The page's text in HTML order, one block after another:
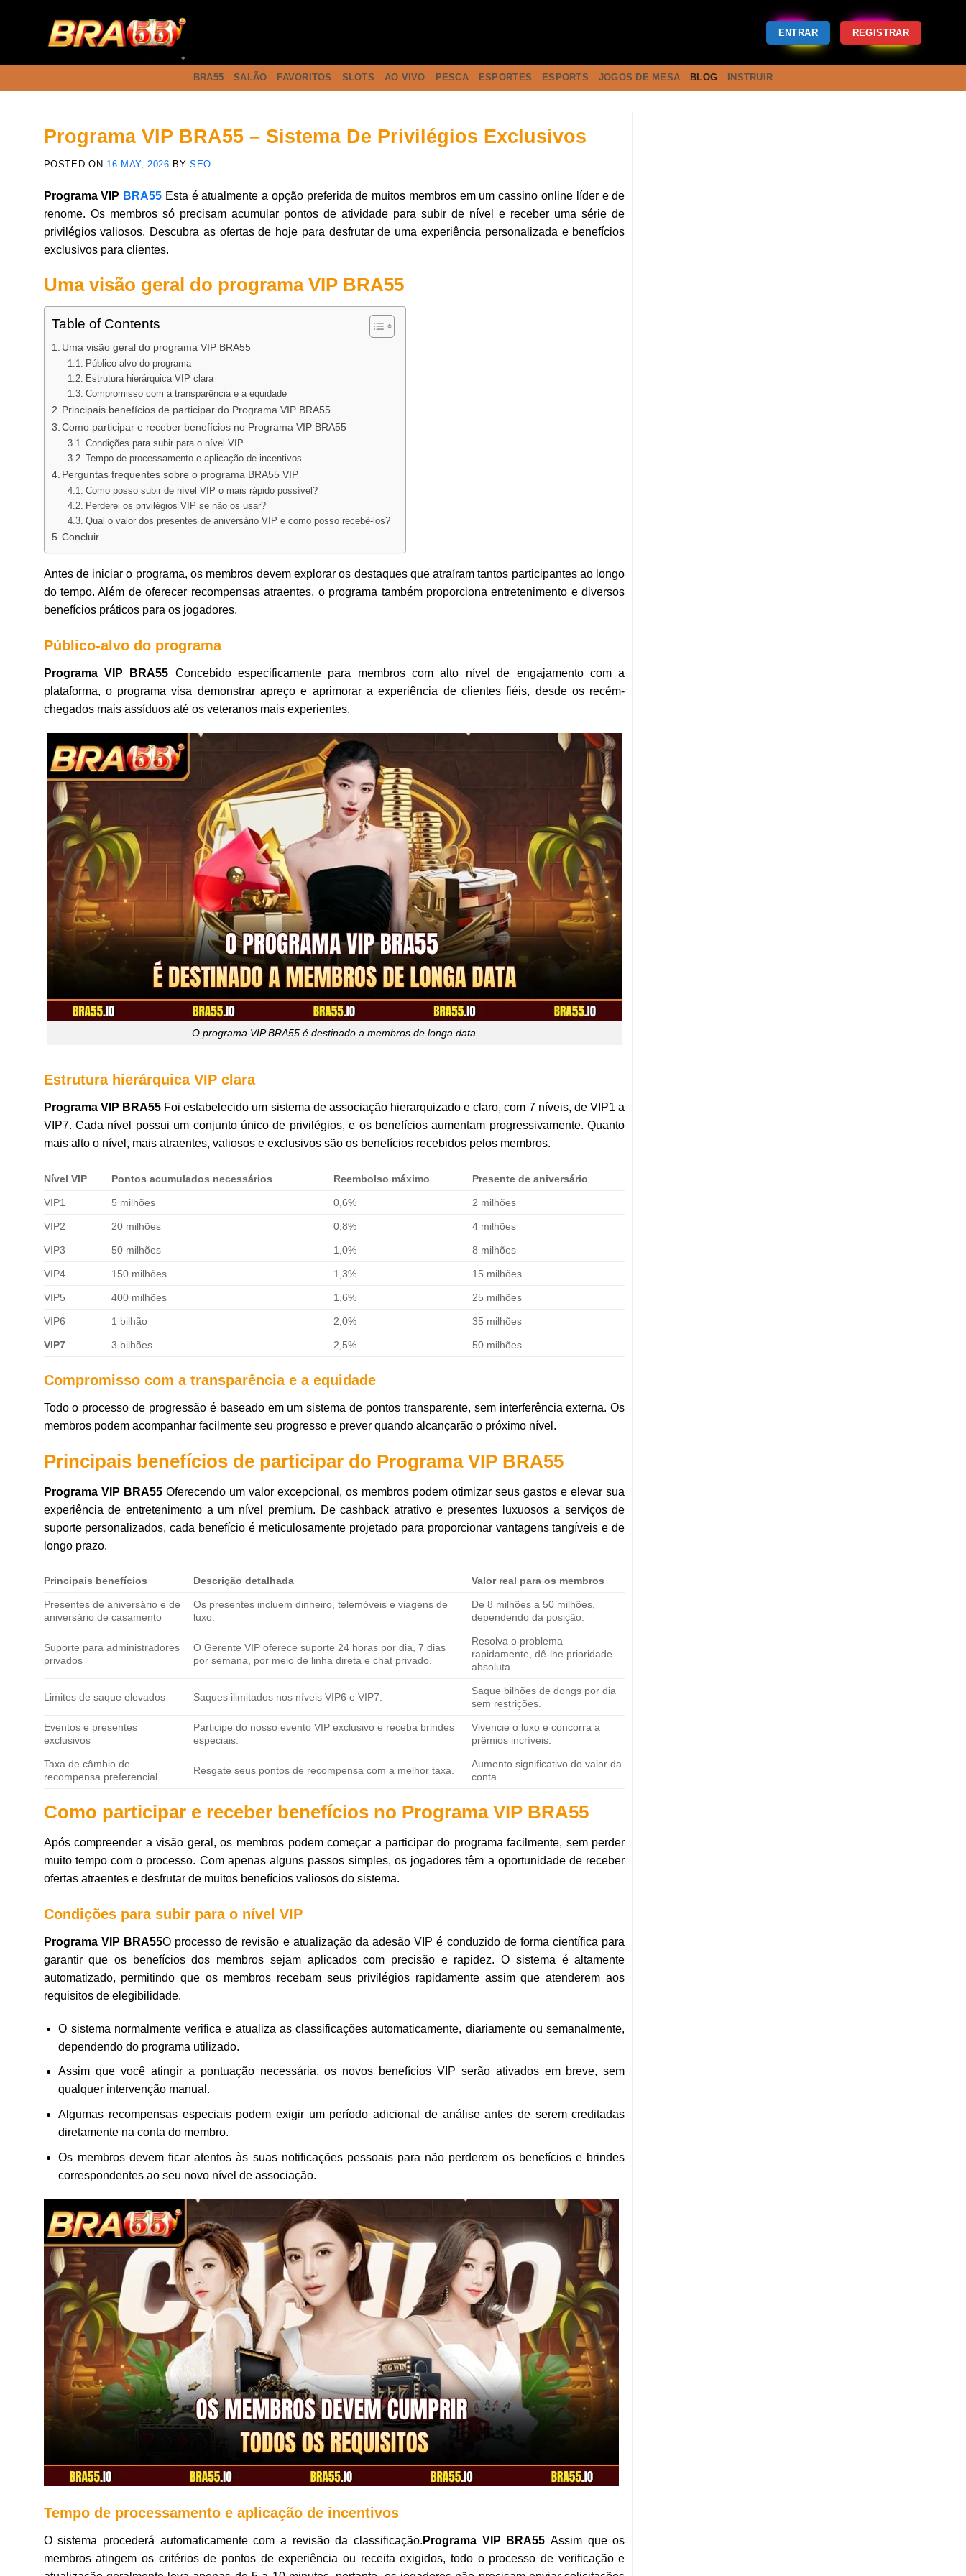
ENTRAR REGISTRAR
BRA55 SALÃO FAVORITOS SLOTS AO VIVO PESCA ESPORTES ESPORTS JOGOS DE MESA BLOG INSTRUIR
Programa VIP BRA55 – Sistema De Privilégios Exclusivos
POSTED ON 16 MAY, 2026 BYSEO
Programa VIP BRA55 Esta é atualmente a opção preferida de muitos membros em um cassino online líder e de
renome. Os membros só precisam acumular pontos de atividade para subir de nível e receber uma série de
privilégios valiosos. Descubra as ofertas de hoje para desfrutar de uma experiência personalizada e benefícios
exclusivos para clientes.
Uma visão geral do programa VIP BRA55
Table of Contents
Uma visão geral do programa VIP BRA55
Público-alvo do programa
Estrutura hierárquica VIP clara
Compromisso com a transparência e a equidade
Principais benefícios de participar do Programa VIP BRA55
Como participar e receber benefícios no Programa VIP BRA55
Condições para subir para o nível VIP
Tempo de processamento e aplicação de incentivos
Perguntas frequentes sobre o programa BRA55 VIP
Como posso subir de nível VIP o mais rápido possível?
Perderei os privilégios VIP se não os usar?
Qual o valor dos presentes de aniversário VIP e como posso recebê-los?
Concluir
Antes de iniciar o programa, os membros devem explorar os destaques que atraíram tantos participantes ao longo
do tempo. Além de oferecer recompensas atraentes, o programa também proporciona entretenimento e diversos
benefícios práticos para os jogadores.
Público-alvo do programa
Programa VIP BRA55 Concebido especificamente para membros com alto nível de engajamento com a
plataforma, o programa visa demonstrar apreço e aprimorar a experiência de clientes fiéis, desde os recém-
chegados mais assíduos até os veteranos mais experientes.
O programa VIP BRA55 é destinado a membros de longa data
Estrutura hierárquica VIP clara
Programa VIP BRA55 Foi estabelecido um sistema de associação hierarquizado e claro, com 7 níveis, de VIP1 a
VIP7. Cada nível possui um conjunto único de privilégios, e os benefícios aumentam progressivamente. Quanto
mais alto o nível, mais atraentes, valiosos e exclusivos são os benefícios recebidos pelos membros.
Nível VIP Pontos acumulados necessários Reembolso máximo Presente de aniversário
VIP1 5 milhões 0,6% 2 milhões
VIP2 20 milhões 0,8% 4 milhões
VIP3 50 milhões 1,0% 8 milhões
VIP4 150 milhões 1,3% 15 milhões
VIP5 400 milhões 1,6% 25 milhões
VIP6 1 bilhão 2,0% 35 milhões
VIP7 3 bilhões 2,5% 50 milhões
Compromisso com a transparência e a equidade
Todo o processo de progressão é baseado em um sistema de pontos transparente, sem interferência externa. Os
membros podem acompanhar facilmente seu progresso e prever quando alcançarão o próximo nível.
Principais benefícios de participar do Programa VIP BRA55
Programa VIP BRA55 Oferecendo um valor excepcional, os membros podem otimizar seus gastos e elevar sua
experiência de entretenimento a um nível premium. De cashback atrativo e presentes luxuosos a serviços de
suporte personalizados, cada benefício é meticulosamente projetado para proporcionar vantagens tangíveis e de
longo prazo.
Principais benefícios Descrição detalhada Valor real para os membros
Presentes de aniversário e de
aniversário de casamento
Os presentes incluem dinheiro, telemóveis e viagens de
luxo.
De 8 milhões a 50 milhões,
dependendo da posição.
Suporte para administradores
privados
O Gerente VIP oferece suporte 24 horas por dia, 7 dias
por semana, por meio de linha direta e chat privado.
Resolva o problema
rapidamente, dê-lhe prioridade
absoluta.
Limites de saque elevados Saques ilimitados nos níveis VIP6 e VIP7.
Saque bilhões de dongs por dia
sem restrições.
Eventos e presentes
exclusivos
Participe do nosso evento VIP exclusivo e receba brindes
especiais.
Vivencie o luxo e concorra a
prêmios incríveis.
Taxa de câmbio de
recompensa preferencial
Resgate seus pontos de recompensa com a melhor taxa.
Aumento significativo do valor da
conta.
Como participar e receber benefícios no Programa VIP BRA55
Após compreender a visão geral, os membros podem começar a participar do programa facilmente, sem perder
muito tempo com o processo. Com apenas alguns passos simples, os jogadores têm a oportunidade de receber
ofertas atraentes e desfrutar de muitos benefícios valiosos do sistema.
Condições para subir para o nível VIP
Programa VIP BRA55O processo de revisão e atualização da adesão VIP é conduzido de forma científica para
garantir que os benefícios dos membros sejam aplicados com precisão e rapidez. O sistema é altamente
automatizado, permitindo que os membros recebam seus privilégios rapidamente assim que atenderem aos
requisitos de elegibilidade.
O sistema normalmente verifica e atualiza as classificações automaticamente, diariamente ou semanalmente,
dependendo do programa utilizado.
Assim que você atingir a pontuação necessária, os novos benefícios VIP serão ativados em breve, sem
qualquer intervenção manual.
Algumas recompensas especiais podem exigir um período adicional de análise antes de serem creditadas
diretamente na conta do membro.
Os membros devem ficar atentos às suas notificações pessoais para não perderem os benefícios e brindes
correspondentes ao seu novo nível de associação.
Tempo de processamento e aplicação de incentivos
O sistema procederá automaticamente com a revisão da classificação. Programa VIP BRA55 Assim que os
membros atingem os critérios de pontos de experiência ou receita exigidos, todo o processo de verificação e